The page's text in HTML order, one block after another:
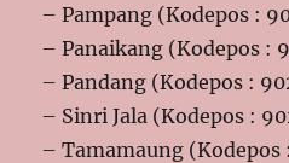
– Pampang (Kodepos :
– Panaikang (Kodepos :
– Pandang (Kodepos :
– Sinri Jala (Kodepos :
– Tamamaung (Kodepos